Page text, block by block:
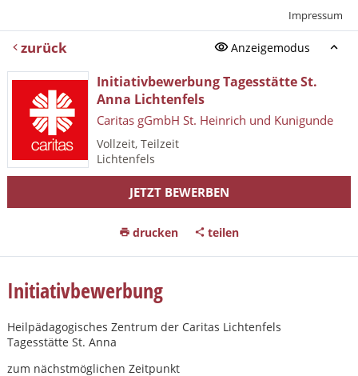
Impressum
zurück Anzeigemodus
Initiativbewerbung Tagesstätte St.
Anna Lichtenfels
Caritas gGmbH St. Heinrich und Kunigunde
Vollzeit, Teilzeit
Lichtenfels
JETZT BEWERBEN
drucken teilen
Initiativbewerbung
Heilpädagogisches Zentrum der Caritas Lichtenfels
Tagesstätte St. Anna
zum nächstmöglichen Zeitpunkt